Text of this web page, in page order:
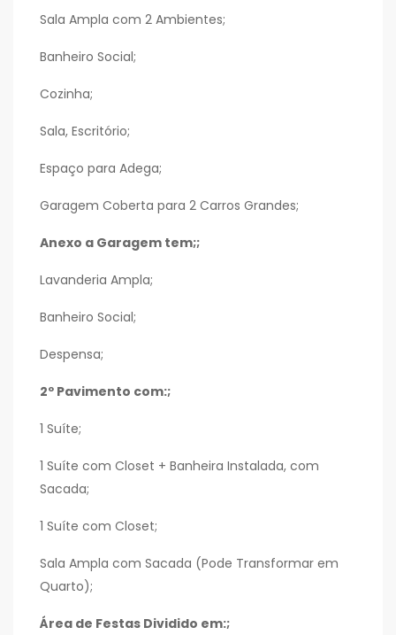
Sala Ampla com 2 Ambientes;
Banheiro Social;
Cozinha;
Sala, Escritório;
Espaço para Adega;
Garagem Coberta para 2 Carros Grandes;
Anexo a Garagem tem;;
Lavanderia Ampla;
Banheiro Social;
Despensa;
2º Pavimento com:;
1 Suíte;
1 Suíte com Closet + Banheira Instalada, com
Sacada;
1 Suíte com Closet;
Sala Ampla com Sacada (Pode Transformar em
Quarto);
Área de Festas Dividido em:;